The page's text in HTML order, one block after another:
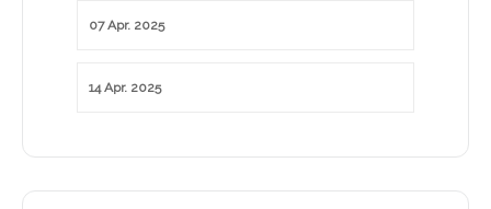
07 Apr. 2025
14 Apr. 2025